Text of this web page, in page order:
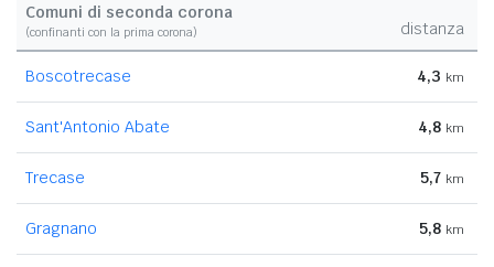
Comuni di seconda corona
(confinanti con la prima corona) distanza
Boscotrecase 4,3 km
Sant'Antonio Abate 4,8 km
Trecase 5,7 km
Gragnano 5,8 km